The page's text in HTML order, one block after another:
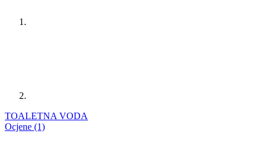
TOALETNA VODA
Ocjene (1)